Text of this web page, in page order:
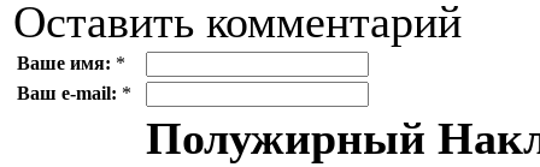
Оставить комментарий
Ваше имя: *
Ваш e-mail: *
Полужирный